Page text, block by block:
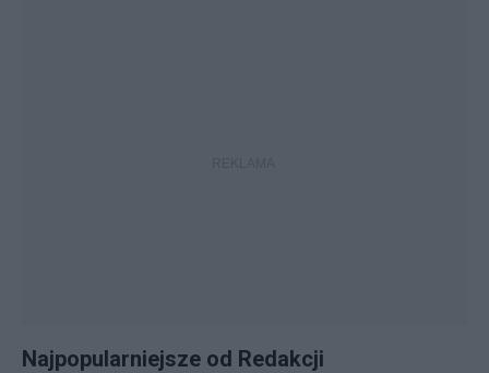
Najpopularniejsze od Redakcji